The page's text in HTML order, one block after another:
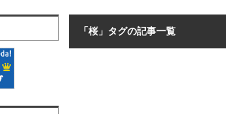
「桜」タグの記事一覧